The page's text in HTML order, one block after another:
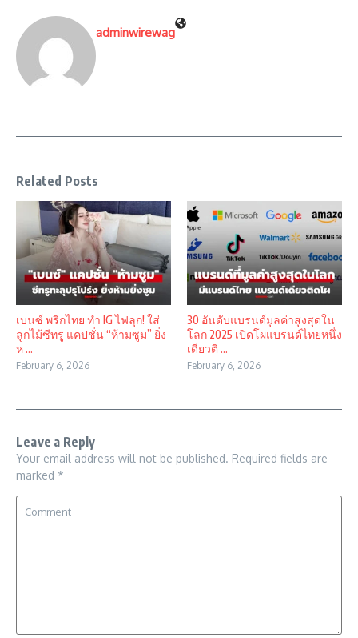
adminwirewag
Related Posts
เบนซ์ พริกไทย ทำ IG ไฟลุก! ใส่
ลูกไม้ซีทรู แคปชั่น “ห้ามซูม” ยิ่ง
ห ...
February 6, 2026
30 อันดับแบรนด์มูลค่าสูงสุดใน
โลก 2025 เปิดโผแบรนด์ไทยหนึ่ง
เดียวติ ...
February 6, 2026
Leave a Reply
Your email address will not be published. Required fields are
marked *